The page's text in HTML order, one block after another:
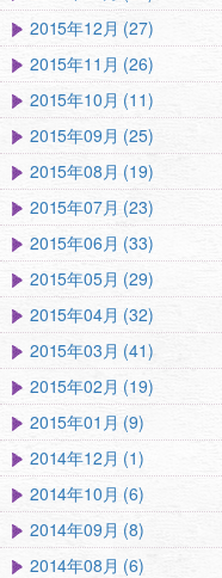
2015年12月 (27)
2015年11月 (26)
2015年10月 (11)
2015年09月 (25)
2015年08月 (19)
2015年07月 (23)
2015年06月 (33)
2015年05月 (29)
2015年04月 (32)
2015年03月 (41)
2015年02月 (19)
2015年01月 (9)
2014年12月 (1)
2014年10月 (6)
2014年09月 (8)
2014年08月 (6)